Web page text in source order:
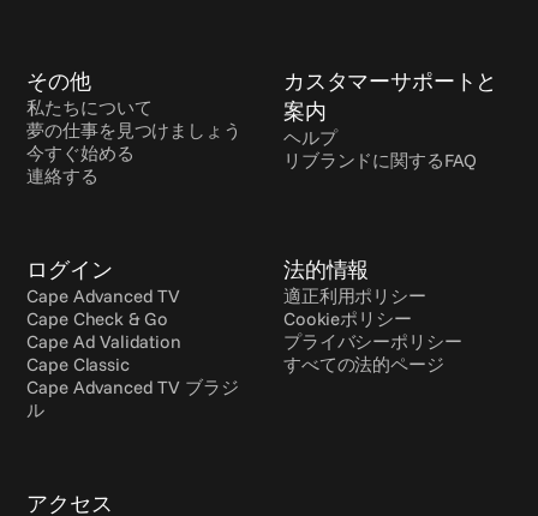
その他
私たちについて
夢の仕事を見つけましょう
今すぐ始める
連絡する
カスタマーサポートと
案内
ヘルプ
リブランドに関するFAQ
ログイン
Cape Advanced TV
Cape Check & Go
Cape Ad Validation
Cape Classic
Cape Advanced TV ブラジ
ル
法的情報
適正利用ポリシー
Cookieポリシー
プライバシーポリシー
すべての法的ページ
アクセス